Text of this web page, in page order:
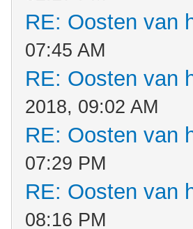
RE: Oosten van
07:45 AM
RE: Oosten van
2018, 09:02 AM
RE: Oosten van
07:29 PM
RE: Oosten van
08:16 PM